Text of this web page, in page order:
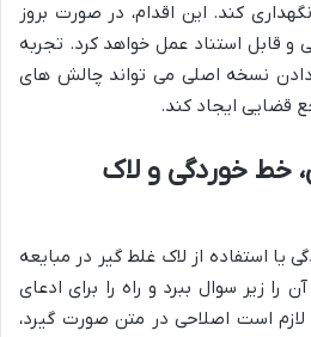
کند. این اقدام، در صورت بروز
و قابل استناد عمل خواهد کرد. تجربه
نسخه اصلی می تواند چالش های
قضایی ایجاد کند.
خط خوردگی و لاک
یا استفاده از لاک غلط گیر در مبایعه
را زیر سوال ببرد و راه را برای ادعای
لازم است اصلاحی در متن صورت گیرد،